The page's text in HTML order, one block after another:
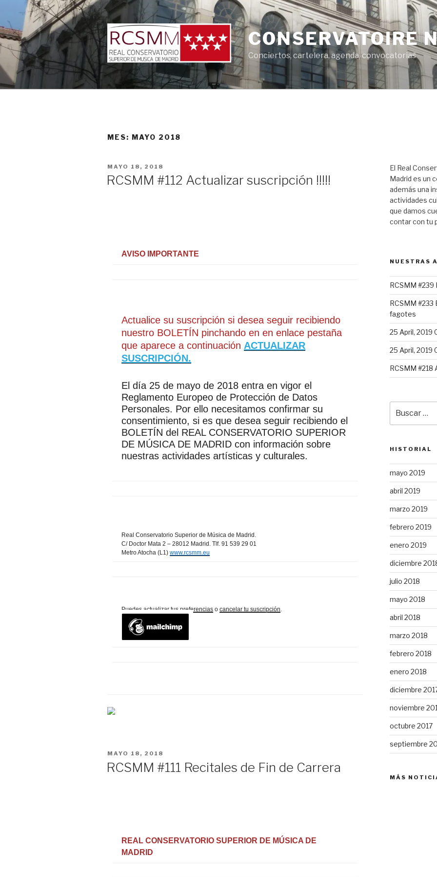
contenido
CONSERVATOIRE
Conciertos, cartelera, agenda, convocatorias
MES: MAYO 2018
PUBLICADO
MAYO 18, 2018
RCSMM #112 Actualizar suscripción !!!!!
AVISO IMPORTANTE
Actualice su suscripción si desea seguir recibiendo
nuestro BOLETÍN pinchando en en enlace pestaña
que aparece a continuación ACTUALIZAR
SUSCRIPCIÓN.
El día 25 de mayo de 2018 entra en vigor el
Reglamento Europeo de Protección de Datos
Personales. Por ello necesitamos confirmar su
consentimiento, si es que desea seguir recibiendo el
BOLETÍN del REAL CONSERVATORIO SUPERIOR
DE MÚSICA DE MADRID con información sobre
nuestras actividades artísticas y culturales.
Real Conservatorio Superior de Música de Madrid.
C/ Doctor Mata 2 – 28012 Madrid. Tlf. 91 539 29 01
Metro Atocha (L1)www.rcsmm.eu
Puedes actualizar tus preferencias ocancelar tu suscripción
PUBLICADO
MAYO 18, 2018
RCSMM #111 Recitales de Fin de Carrera
REAL CONSERVATORIO SUPERIOR DE MÚSICA DE
MADRID
El Real
Madrid es un
además una
actividades
que damos
contar con tu
NUESTRAS
RCSMM #239
RCSMM
fagotes
25 April, 2019
25 April, 2019
RCSMM #218
por:
HISTORIAL
mayo 2019
abril 2019
marzo 2019
febrero 2019
enero 2019
diciembre
julio 2018
mayo 2018
abril 2018
marzo 2018
febrero 2018
enero 2018
diciembre
noviembre
octubre 2017
septiembre
MÁS